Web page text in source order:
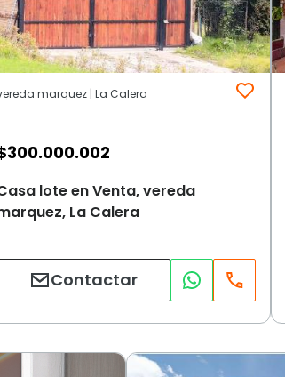
marquez | La Calera
300.000.002
lote en Venta, vereda
La Calera
Contactar